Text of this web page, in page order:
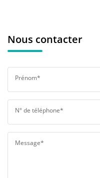
Nous contacter
Prénom*
N° de téléphone*
Message*